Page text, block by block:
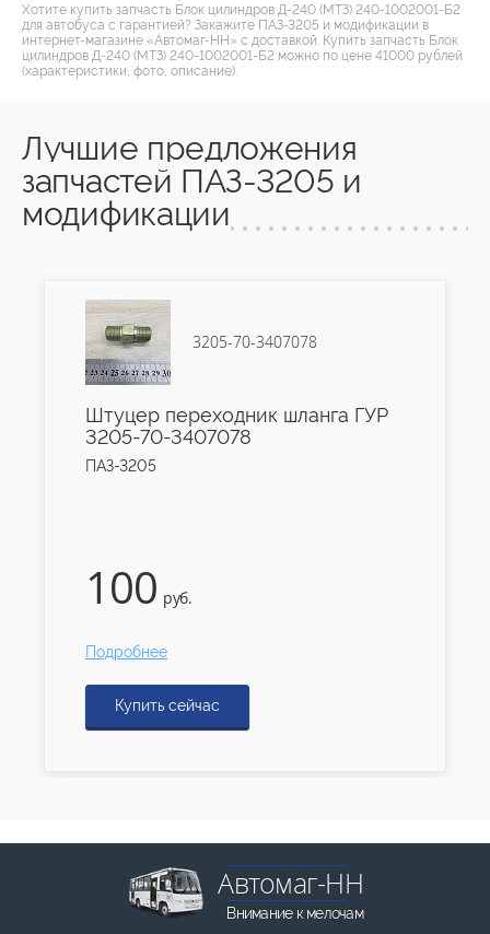
Хотите купить запчасть Блок цилиндров Д-240 (МТЗ) 240-1002001-Б2
для автобуса с гарантией? Закажите ПАЗ-3205 и модификации в
интернет-магазине «Автомаг-НН» с доставкой. Купить запчасть Блок
цилиндров Д-240 (МТЗ) 240-1002001-Б2 можно по цене 41000 рублей
(характеристики, фото, описание).
Лучшие предложения
запчастей ПАЗ-3205 и
модификации
3205-70-3407078
Штуцер переходник шланга ГУР
3205-70-3407078
ПАЗ-3205
100 руб.
Подробнее
Купить сейчас
Автомаг-НН
Внимание к мелочам